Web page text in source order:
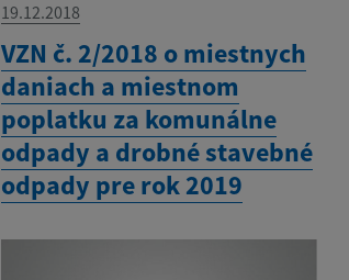
19.12.2018
VZN č. 2/2018 o miestnych
daniach a miestnom
poplatku za komunálne
odpady a drobné stavebné
odpady pre rok 2019